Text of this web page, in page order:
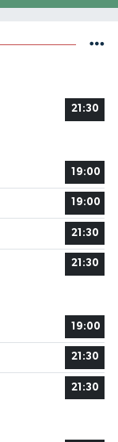
21:30
19:00
19:00
21:30
21:30
19:00
21:30
21:30